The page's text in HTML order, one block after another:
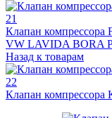
Клапан
VW LAVIDA BORA
Назад к товарам
Клапан компрессора